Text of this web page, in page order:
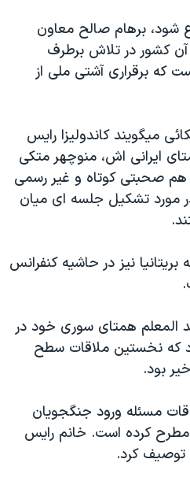
«سی‌پک»
شود، برهام صالح معاون
کشور در تلاش برطرف
برقراری آشتی ملی از
ميگويند کاندوليزا رايس
ايرانی اش، منوچهر متکی
هم صحبتی کوتاه و غير رسمی
مورد تشکيل جلسه ای ميان
نيز در حاشيه کنفرانس
المعلم همتای سوری خود در
که نخستين ملاقات سطح
بود.
مسئله ورود جنگجويان
مطرح کرده است. خانم رايس
توصيف کرد.